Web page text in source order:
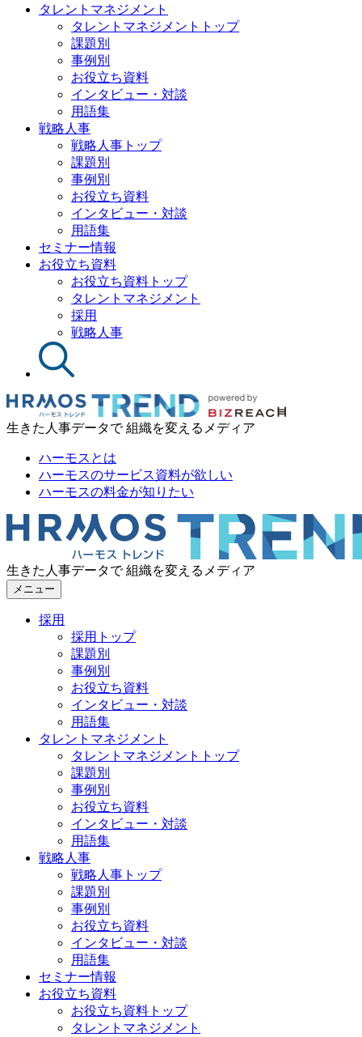
タレントマネジメント
タレントマネジメントトップ
課題別
事例別
お役立ち資料
インタビュー・対談
用語集
戦略人事
戦略人事トップ
課題別
事例別
お役立ち資料
インタビュー・対談
用語集
セミナー情報
お役立ち資料
お役立ち資料トップ
タレントマネジメント
採用
戦略人事
生きた人事データで 組織を変えるメディア
ハーモスとは
ハーモスのサービス資料が欲しい
ハーモスの料金が知りたい
生きた人事データで 組織を変えるメディア
メニュー
採用
採用トップ
課題別
事例別
お役立ち資料
インタビュー・対談
用語集
タレントマネジメント
タレントマネジメントトップ
課題別
事例別
お役立ち資料
インタビュー・対談
用語集
戦略人事
戦略人事トップ
課題別
事例別
お役立ち資料
インタビュー・対談
用語集
セミナー情報
お役立ち資料
お役立ち資料トップ
タレントマネジメント